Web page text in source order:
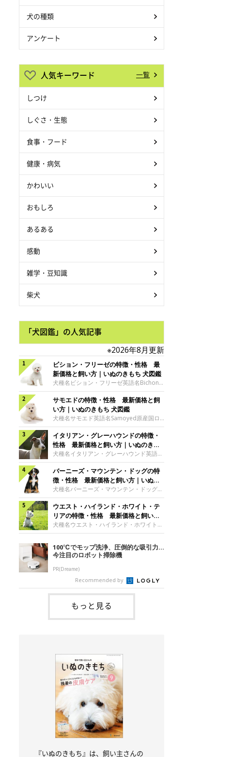
犬の種類
アンケート
人気キーワード 一覧
しつけ
しぐさ・生態
食事・フード
健康・病気
かわいい
おもしろ
あるある
感動
雑学・豆知識
柴犬
「犬図鑑」の人気記事
※2026年8月更新
ビション・フリーゼの特徴・性格 最
新価格と飼い方｜いぬのきもち 犬図鑑
犬種名ビション・フリーゼ英語名Bichon
Frise原産国フランス、ベルギーサイズ小
型犬グループ愛玩犬 ビション・フリーゼ
の魅力ビジョン・フリーゼの特徴といえ
ば、なんといっても綿毛のようにふわふわ
した純白の被毛。ビション・フリーゼのト
レードマークともいえる、綿アメのような
丸いカットスタイルは、アメリカ人のトリ
マーが考案したもので、「パウダー・パ
フ」と呼ばれます。真っ白な毛色にパッチ
リとくるくる動く大きな瞳と、黒々とした
鼻、短めのマズルが豊かな表情をつくって
います。※参考／『日本と世界の犬のカタ
ログ』（
サモエドの特徴・性格 最新価格と飼
い方｜いぬのきもち 犬図鑑
犬種名サモエド英語名Samoyed原産国ロ
シアサイズ大型犬グループ原始的な犬・ス
ピッツ サモエドの魅力雪のように白いふ
わふわした外見が愛らしくてユニークなサ
モエド。何世紀にも渡って遊牧民とともに
移動し、トナカイの群れの管理などをして
いたこともあって、人と友好的な関係を築
ける犬種です。日本スピッツの大型版のよ
うだからか、日本でも親しみを持たれやす
く、とくに独特の笑顔が特徴で、「サモエ
ド・スマイル」で飼い主さんを癒してくれ
る優しい犬です。※参考／『日本と世界の
犬のカタログ』（成美堂出版）性格サモエ
ドの性格は
イタリアン・グレーハウンドの特徴・
性格 最新価格と飼い方｜いぬのきも
ち 犬図鑑
犬種名イタリアン・グレーハウンド英語名
Italian Greyhound原産国イタリアサイズ
小型犬グループ視覚ハウンド イタリア
ン・グレーハウンドの魅力ルネッサンス期
の王侯貴族に愛されただけあって、気品あ
ふれる優雅なスタイルが魅力です。おっと
りしていて気立てのよさも愛される理由の
ひとつでしょう。骨が細いので、骨折には
注意が必要です。脚にかかる負担につい
て、家庭でしっかりケアしてあげれば、優
はずです。 ※参考／『日本と世界の犬のカ
タログ』（成美堂出版）性格ウィペットな
バーニーズ・マウンテン・ドッグの特
徴・性格 最新価格と飼い方｜いぬの
きもち 犬図鑑
犬種名バーニーズ・マウンテン・ドッグ英
語名Bernese Mountain Dog原産国スイス
サイズ大型犬グループ使役犬 バーニー
ズ・マウンテン・ドッグの魅力温和で飼い
主に従順、甘えることが大好きな、人なつ
こい犬が多いです。体が大きいわりに活発
で、よく動きます。とくに青年期は、大変
活発で、遊んだり、走り回ったりします。
祖先は山岳地帯を動き回っていたため、と
てもタフ。食欲も旺盛でよく食べますの
で、肥満と運度不足防止のためにもかなり
の運動量が必要になります。アウトドアで
アクティブに楽しむ魅力をもっています。
ウエスト・ハイランド・ホワイト・テ
リアの特徴・性格 最新価格と飼い方
｜いぬのきもち 犬図鑑
犬種名ウエスト・ハイランド・ホワイト・
テリア英語名West Highland White
Terrier原産国イギリスサイズ小型犬グル
ープテリアウエスト・ハイランド・ホワイ
ト・テリアの魅力くりっとした瞳にニンジ
ンのような形の尻尾、愛きょうのあるしぐ
さ……成犬になっても子犬のようなあどけ
ない姿がキュートな印象です。元猟犬とし
て、小さいながらも力強く筋肉質な体つき
で、スタミナも旺盛。とても活発に動き回
る陽気なテリアの代表格です。※参考／
『日本と世界の犬のカタログ』（成美堂出
100℃でモップ洗浄、圧倒的な吸引力…
今注目のロボット掃除機
PR(Dreame)
Recommended by
もっと見る
『いぬのきもち』は、飼い主さんの